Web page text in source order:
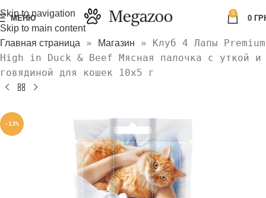
Skip to navigation
Skip to main content
МЕНЮ
0
0
Главная страница » Магазин » Клуб 4 Лапы Premium
High in Duck & Beef Мясная палочка с уткой и
говядиной для кошек 10х5 г
-13%